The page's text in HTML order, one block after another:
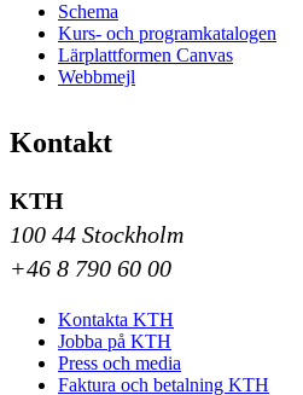
Schema
Kurs- och programkatalogen
Lärplattformen Canvas
Webbmejl
Kontakt
KTH
100 44 Stockholm
+46 8 790 60 00
Kontakta KTH
Jobba på KTH
Press och media
Faktura och betalning KTH